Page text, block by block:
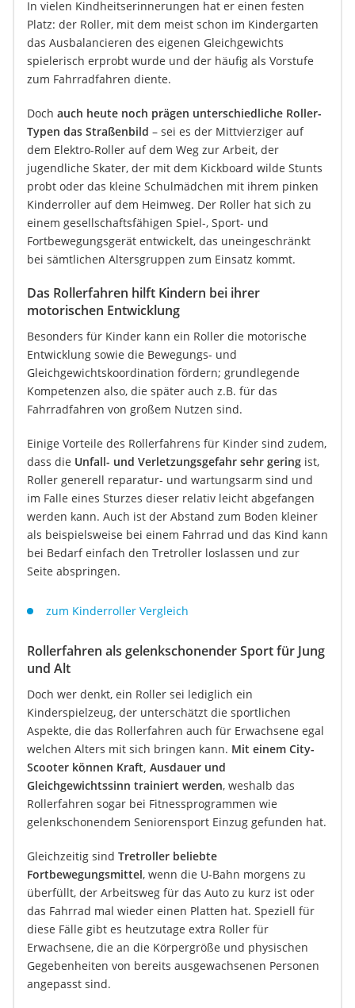
In vielen Kindheitserinnerungen hat er einen festen
Platz: der Roller, mit dem meist schon im Kindergarten
das Ausbalancieren des eigenen Gleichgewichts
spielerisch erprobt wurde und der häufig als Vorstufe
zum Fahrradfahren diente.
Doch auch heute noch prägen unterschiedliche Roller-
Typen das Straßenbild – sei es der Mittvierziger auf
dem Elektro-Roller auf dem Weg zur Arbeit, der
jugendliche Skater, der mit dem Kickboard wilde Stunts
probt oder das kleine Schulmädchen mit ihrem pinken
Kinderroller auf dem Heimweg. Der Roller hat sich zu
einem gesellschaftsfähigen Spiel-, Sport- und
Fortbewegungsgerät entwickelt, das uneingeschränkt
bei sämtlichen Altersgruppen zum Einsatz kommt.
Das Rollerfahren hilft Kindern bei ihrer
motorischen Entwicklung
Besonders für Kinder kann ein Roller die motorische
Entwicklung sowie die Bewegungs- und
Gleichgewichtskoordination fördern; grundlegende
Kompetenzen also, die später auch z.B. für das
Fahrradfahren von großem Nutzen sind.
Einige Vorteile des Rollerfahrens für Kinder sind zudem,
dass die Unfall- und Verletzungsgefahr sehr gering ist,
Roller generell reparatur- und wartungsarm sind und
im Falle eines Sturzes dieser relativ leicht abgefangen
werden kann. Auch ist der Abstand zum Boden kleiner
als beispielsweise bei einem Fahrrad und das Kind kann
bei Bedarf einfach den Tretroller loslassen und zur
Seite abspringen.
zum Kinderroller Vergleich
Rollerfahren als gelenkschonender Sport für Jung
und Alt
Doch wer denkt, ein Roller sei lediglich ein
Kinderspielzeug, der unterschätzt die sportlichen
Aspekte, die das Rollerfahren auch für Erwachsene egal
welchen Alters mit sich bringen kann. Mit einem City-
Scooter können Kraft, Ausdauer und
Gleichgewichtssinn trainiert werden, weshalb das
Rollerfahren sogar bei Fitnessprogrammen wie
gelenkschonendem Seniorensport Einzug gefunden hat.
Gleichzeitig sind Tretroller beliebte
Fortbewegungsmittel, wenn die U-Bahn morgens zu
überfüllt, der Arbeitsweg für das Auto zu kurz ist oder
das Fahrrad mal wieder einen Platten hat. Speziell für
diese Fälle gibt es heutzutage extra Roller für
Erwachsene, die an die Körpergröße und physischen
Gegebenheiten von bereits ausgewachsenen Personen
angepasst sind.